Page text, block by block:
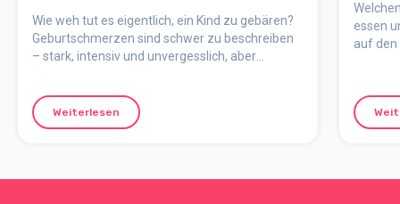
Wie weh tut es eigentlich, ein Kind zu gebären?
Geburtschmerzen sind schwer zu beschreiben
– stark, intensiv und unvergesslich, aber
vorübergehend. Hier erklären wir, wie sich der
Schmerz anfühlt, warum er entsteht und wie du
dich mental auf die Geburt vorbereiten kannst.
Weiterlesen
essen
auf den